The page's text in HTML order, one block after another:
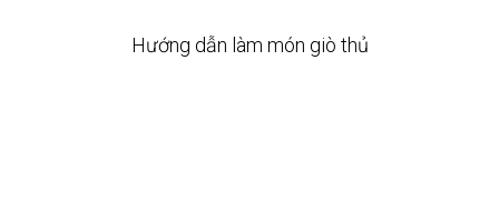
Hướng dẫn làm món giò thủ